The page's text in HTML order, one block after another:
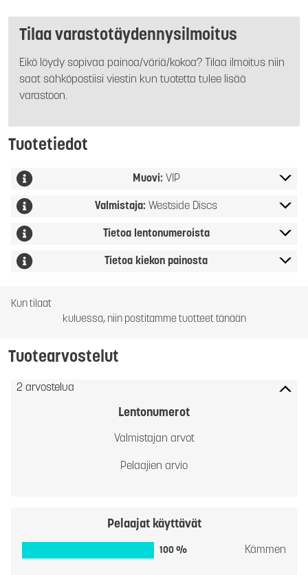
Tilaa varastotäydennysilmoitus
Eikö löydy sopivaa painoa/väriä/kokoa? Tilaa ilmoitus niin
saat sähköpostiisi viestin kun tuotetta tulee lisää
varastoon.
Tuotetiedot
Muovi: VIP
Valmistaja: Westside Discs
Tietoa lentonumeroista
Tietoa kiekon painosta
Kun tilaat
kuluessa, niin postitamme tuotteet tänään
Tuotearvostelut
2 arvostelua
Lentonumerot
Valmistajan arvot
Pelaajien arvio
Pelaajat käyttävät
100 % Kämmen